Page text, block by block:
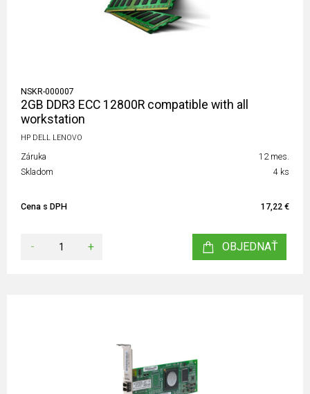
NSKR-000007
2GB DDR3 ECC 12800R compatible with all
workstation
HP DELL LENOVO
Záruka
12 mes.
Skladom
4 ks
Cena s DPH 17,22 €
- + OBJEDNAŤ